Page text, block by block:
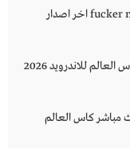
تحميل لعبة فكر مان للاندرويد 2026 fucker man apk اخر اصدار
olrockt com موقع olrockt com لمشاهدة كاس العالم للاندرويد 2026
مباشر كاس العالم